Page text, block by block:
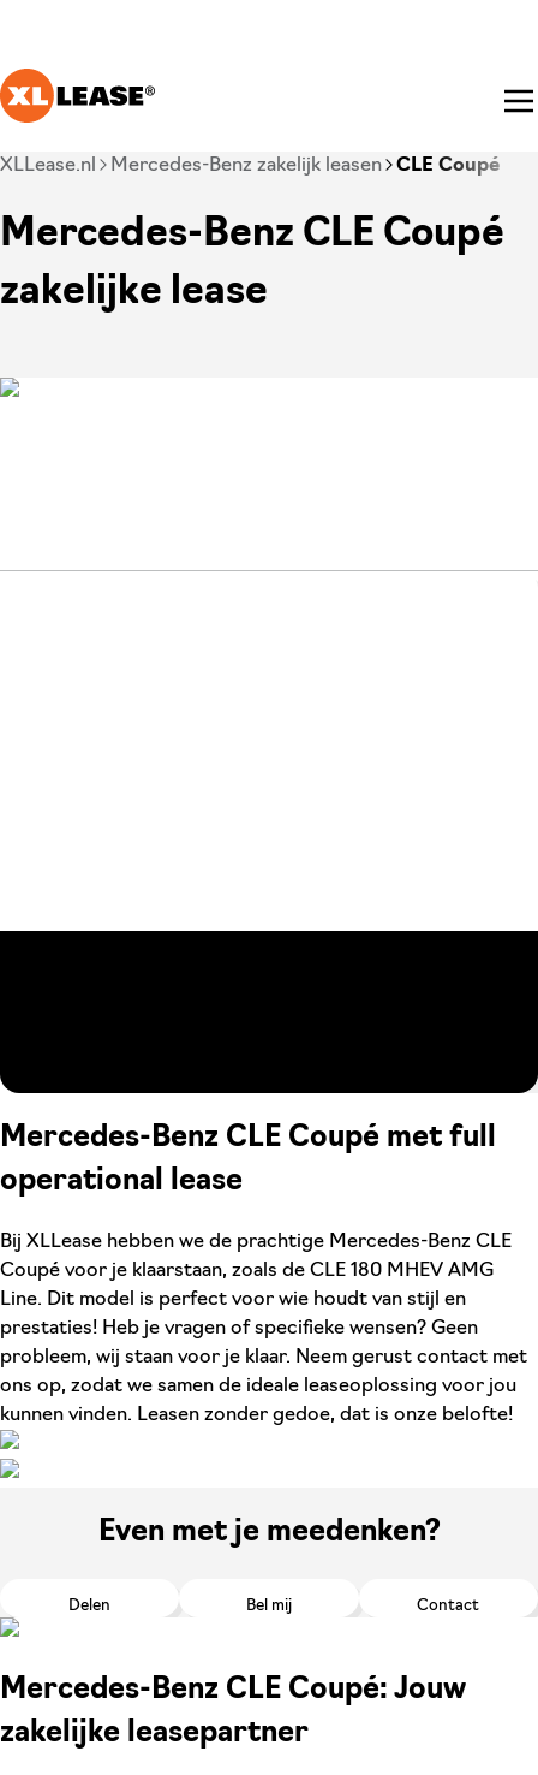
Je bent nu voorbij het hoofdmenu
XLLease.nl Mercedes-Benz zakelijk leasen CLE Coupé
Mercedes-Benz CLE Coupé
zakelijke lease
Mercedes-Benz CLE Coupé met full
operational lease
Bij XLLease hebben we de prachtige Mercedes-Benz CLE
Coupé voor je klaarstaan, zoals de CLE 180 MHEV AMG
Line. Dit model is perfect voor wie houdt van stijl en
prestaties! Heb je vragen of specifieke wensen? Geen
probleem, wij staan voor je klaar. Neem gerust contact met
ons op, zodat we samen de ideale leaseoplossing voor jou
kunnen vinden. Leasen zonder gedoe, dat is onze belofte!
Even met je meedenken?
Delen Bel mij Contact
Mercedes-Benz CLE Coupé: Jouw
zakelijke leasepartner